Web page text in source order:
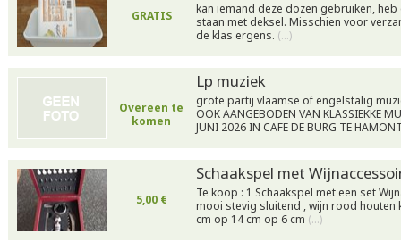
GRATIS
kan iemand deze dozen gebruiken,
staan met deksel. Misschien voor
de klas ergens. (…)
Overeen te
komen
Lp muziek
grote partij vlaamse of engelstalig
OOK AANGEBODEN VAN KLASSIEKKE
JUNI 2026 IN CAFE DE BURG TE
5,00 €
Schaakspel met
Te koop : 1 Schaakspel met een set
mooi stevig sluitend , wijn rood houten
cm op 14 cm op 6 cm (…)